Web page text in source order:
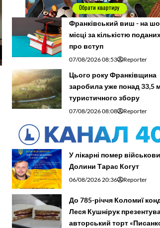
Франківський виш - на
місці за кількістю
про вступ
07/08/2026 08:53 Reporter
Цього року Франківщина
заробила уже понад 33,5
туристичного збору
07/08/2026 08:08 Reporter
У лікарні помер
Долини Тарас Когут
06/08/2026 20:36 Reporter
До 785-річчя Коломиї
Леся Кушнірук
авторський торт